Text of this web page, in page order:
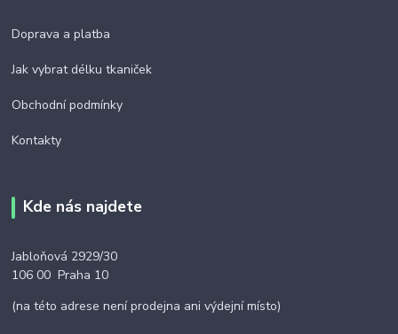
Doprava a platba
Jak vybrat délku tkaniček
Obchodní podmínky
Kontakty
Kde nás najdete
Jabloňová 2929/30
106 00 Praha 10
(na této adrese není prodejna ani výdejní místo)